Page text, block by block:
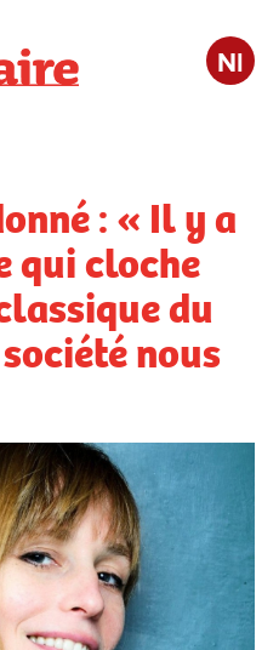
Nl
: « Il y a
qui cloche
du
nous